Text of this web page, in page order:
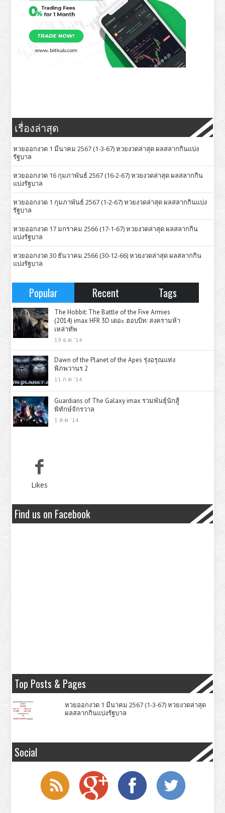
เรื่องล่าสุด
หวยออกงวด 1 มีนาคม 2567 (1-3-67) หวยงวดล่าสุด ผลสลากกินแบ่ง
รัฐบาล
หวยออกงวด 16 กุมภาพันธ์ 2567 (16-2-67) หวยงวดล่าสุด ผลสลากกิน
แบ่งรัฐบาล
หวยออกงวด 1 กุมภาพันธ์ 2567 (1-2-67) หวยงวดล่าสุด ผลสลากกินแบ่ง
รัฐบาล
หวยออกงวด 17 มกราคม 2566 (17-1-67) หวยงวดล่าสุด ผลสลากกิน
แบ่งรัฐบาล
หวยออกงวด 30 ธันวาคม 2566 (30-12-66) หวยงวดล่าสุด ผลสลากกิน
แบ่งรัฐบาล
Popular Recent Tags
The Hobbit: The Battle of the Five Armies
(2014) imax HFR 3D เดอะ ฮอบบิท: สงครามห้า
เหล่าทัพ
19 ธ.ค. '14
Dawn of the Planet of the Apes รุ่งอรุณแห่ง
พิภพวานร 2
11 ก.ค. '14
Guardians of The Galaxy imax รวมพันธุ์นักสู้
พิทักษ์จักรวาล
1 ส.ค. '14
Likes
Find us on Facebook
Top Posts & Pages
หวยออกงวด 1 มีนาคม 2567 (1-3-67) หวยงวดล่าสุด
ผลสลากกินแบ่งรัฐบาล
Social